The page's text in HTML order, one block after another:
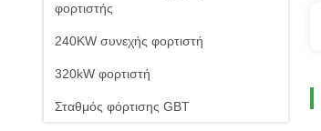
φορτιστής
240KW συνεχής φορτιστή
320kW φορτιστή
Σταθμός φόρτισης GBT